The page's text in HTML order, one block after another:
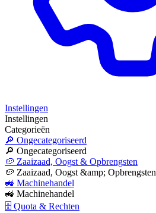
Instellingen
Instellingen
Categorieën
🔎 Ongecategoriseerd
🔎 Ongecategoriseerd
🥔 Zaaizaad, Oogst & Opbrengsten
🥔 Zaaizaad, Oogst &amp; Opbrengsten
🚜 Machinehandel
🚜 Machinehandel
🗄 Quota & Rechten